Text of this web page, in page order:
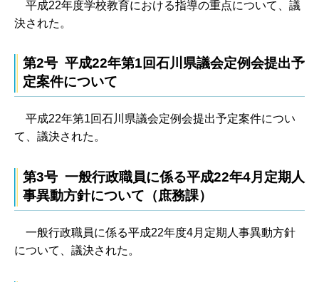
平成22年度学校教育における指導の重点について、議
決された。
第2号 平成22年第1回石川県議会定例会提出予
定案件について
平成22年第1回石川県議会定例会提出予定案件につい
て、議決された。
第3号 一般行政職員に係る平成22年4月定期人
事異動方針について（庶務課）
一般行政職員に係る平成22年度4月定期人事異動方針
について、議決された。